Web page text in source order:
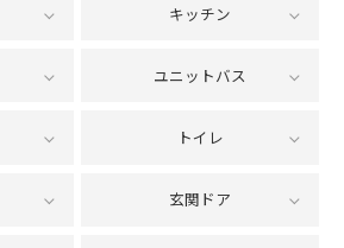
キッチン
ユニットバス
トイレ
玄関ドア